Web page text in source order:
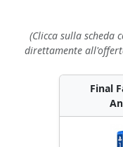
(Clicca sulla scheda
direttamente
Final